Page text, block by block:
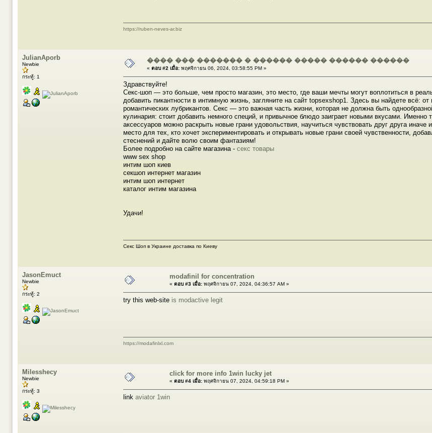
https://ruben-neves-ar.biz
JulianAporb
Newbie
กระทู้: 1
���� ��� ������� � ������ ����� ������ ������
« ตอบ #2 เมื่อ: พฤศจิกายน 06, 2024, 03:58:55 PM »
Здравствуйте!
Секс-шоп — это больше, чем просто магазин, это место, где ваши мечты могут воплотиться в
добавить пикантности в интимную жизнь, загляните на сайт topsexshop1. Здесь вы найдете всё:
романтических лубрикантов. Секс — это важная часть жизни, которая не должна быть
кулинария: стоит добавить немного специй, и привычное блюдо заиграет новыми вкусами.
аксессуаров можно раскрыть новые грани удовольствия, научиться чувствовать друг друга
место для тех, кто хочет экспериментировать и открывать новые грани своей чувственности,
стеснений и дайте волю своим фантазиям!
Более подробно на сайте магазина - секс товары
www sex shop
интим шоп киев
секшоп интернет магазин
интим шоп интернет
каталог интим магазина
Удачи!
Секс Шоп в Украине доставка по Киеву
JasonEmuct
Newbie
กระทู้: 2
modafinil for concentration
« ตอบ #3 เมื่อ: พฤศจิกายน 07, 2024, 04:36:57 AM »
try this web-site is modactive legit
https://modafinlxl.com
Milesshecy
Newbie
กระทู้: 3
click for more info 1win lucky jet
« ตอบ #4 เมื่อ: พฤศจิกายน 07, 2024, 04:59:18 PM »
link aviator 1win